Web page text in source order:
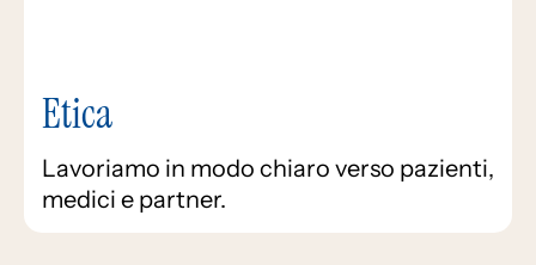
Etica
Lavoriamo in modo chiaro verso pazienti,
medici e partner.